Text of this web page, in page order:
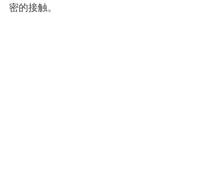
密的接触。